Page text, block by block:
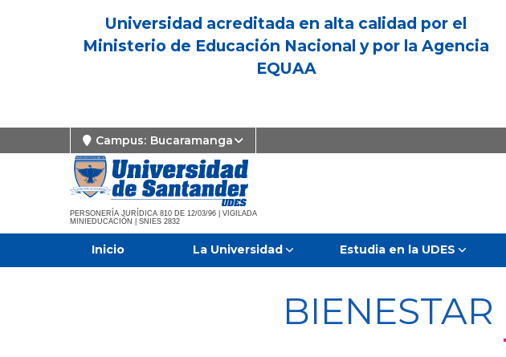
Universidad acreditada en alta calidad por el
Ministerio de Educación Nacional y por la Agencia
EQUAA
Campus: Bucaramanga
PERSONERÍA JURÍDICA 810 DE 12/03/96 | VIGILADA
MINIEDUCACIÓN | SNIES 2832
Inicio La Universidad Estudia en la UDES
BIENESTAR